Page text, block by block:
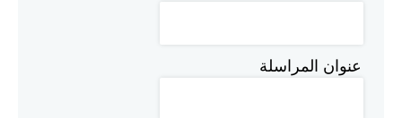
عنوان المراسلة